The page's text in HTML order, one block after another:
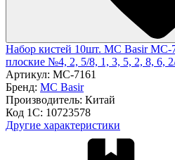
Набор кистей 10шт. MC Basir MC-
плоские №4, 2, 5/8, 1, 3, 5, 2, 8, 6,
Артикул: MC-7161
Бренд: MC Basir
Производитель: Китай
Код 1С: 10723578
Другие характеристики